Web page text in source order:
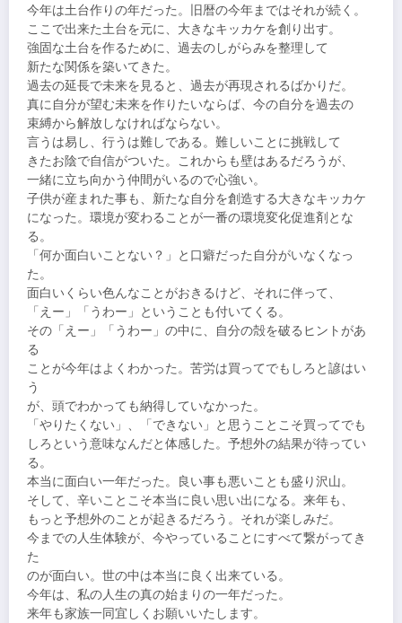
今年は土台作りの年だった。旧暦の今年まではそれが続く。
ここで出来た土台を元に、大きなキッカケを創り出す。
強固な土台を作るために、過去のしがらみを整理して
新たな関係を築いてきた。
過去の延長で未来を見ると、過去が再現されるばかりだ。
真に自分が望む未来を作りたいならば、今の自分を過去の
束縛から解放しなければならない。
言うは易し、行うは難しである。難しいことに挑戦して
きたお陰で自信がついた。これからも壁はあるだろうが、
一緒に立ち向かう仲間がいるので心強い。
子供が産まれた事も、新たな自分を創造する大きなキッカケ
になった。環境が変わることが一番の環境変化促進剤とな
る。
「何か面白いことない？」と口癖だった自分がいなくなっ
た。
面白いくらい色んなことがおきるけど、それに伴って、
「えー」「うわー」ということも付いてくる。
その「えー」「うわー」の中に、自分の殻を破るヒントがあ
る
ことが今年はよくわかった。苦労は買ってでもしろと諺はい
う
が、頭でわかっても納得していなかった。
「やりたくない」、「できない」と思うことこそ買ってでも
しろという意味なんだと体感した。予想外の結果が待ってい
る。
本当に面白い一年だった。良い事も悪いことも盛り沢山。
そして、辛いことこそ本当に良い思い出になる。来年も、
もっと予想外のことが起きるだろう。それが楽しみだ。
今までの人生体験が、今やっていることにすべて繋がってき
た
のが面白い。世の中は本当に良く出来ている。
今年は、私の人生の真の始まりの一年だった。
来年も家族一同宜しくお願いいたします。